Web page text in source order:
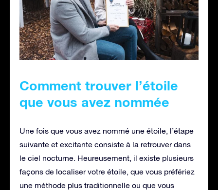
Comment trouver l’étoile
que vous avez nommée
Une fois que vous avez nommé une étoile, l’étape
suivante et excitante consiste à la retrouver dans
le ciel nocturne. Heureusement, il existe plusieurs
façons de localiser votre étoile, que vous préfériez
une méthode plus traditionnelle ou que vous